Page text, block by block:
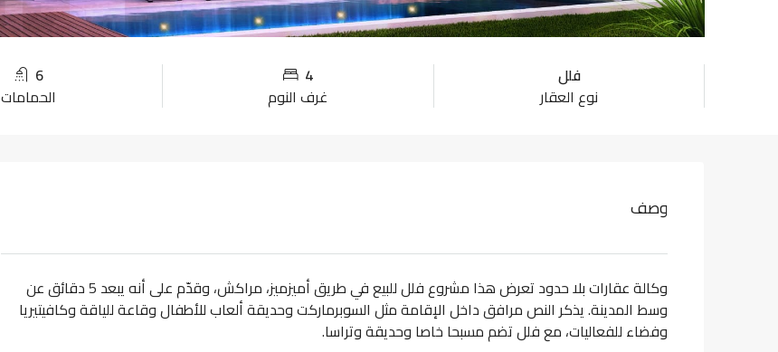
فلل
نوع العقار
4
غرف النوم
6
الحمامات
وصف
وكالة عقارات بلا حدود تعرض هذا مشروع فلل للبيع في طريق أميزميز، مراكش، وقدّم على أنه يبعد 5 دقائق عن
وسط المدينة. يذكر النص مرافق داخل الإقامة مثل السوبرماركت وحديقة ألعاب للأطفال وقاعة للياقة وكافيتيريا
وفضاء للفعاليات، مع فلل تضم مسبحا خاصا وحديقة وتراسا.